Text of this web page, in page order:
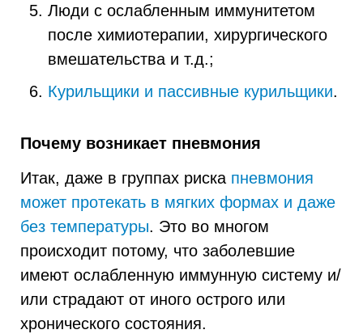
Люди с ослабленным иммунитетом
после химиотерапии, хирургического
вмешательства и т.д.;
Курильщики и пассивные курильщики.
Почему возникает пневмония
Итак, даже в группах риска пневмония
может протекать в мягких формах и даже
без температуры. Это во многом
происходит потому, что заболевшие
имеют ослабленную иммунную систему и/
или страдают от иного острого или
хронического состояния.